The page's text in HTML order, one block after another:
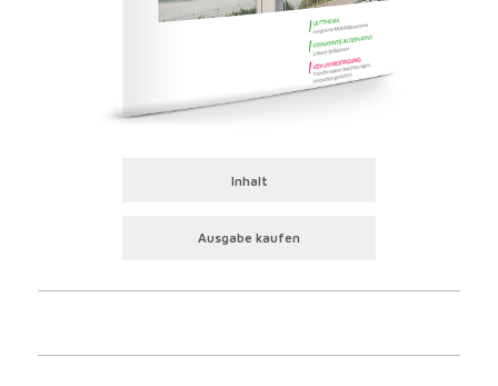
Inhalt
Ausgabe kaufen